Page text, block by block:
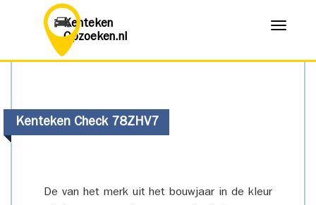
Kenteken
Opzoeken.nl
Menu
Kenteken Check 78ZHV7
De van het merk uit het bouwjaar in de kleur